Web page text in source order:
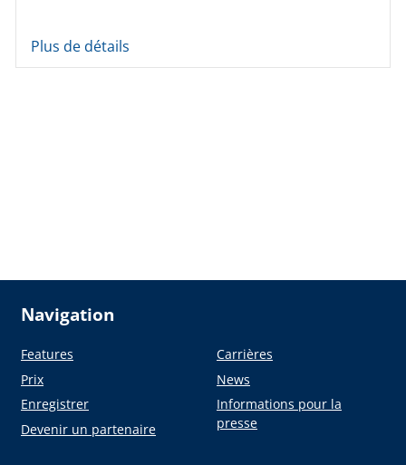
Plus de détails
Navigation
Features
Prix
Enregistrer
Devenir un partenaire
Carrières
News
Informations pour la
presse